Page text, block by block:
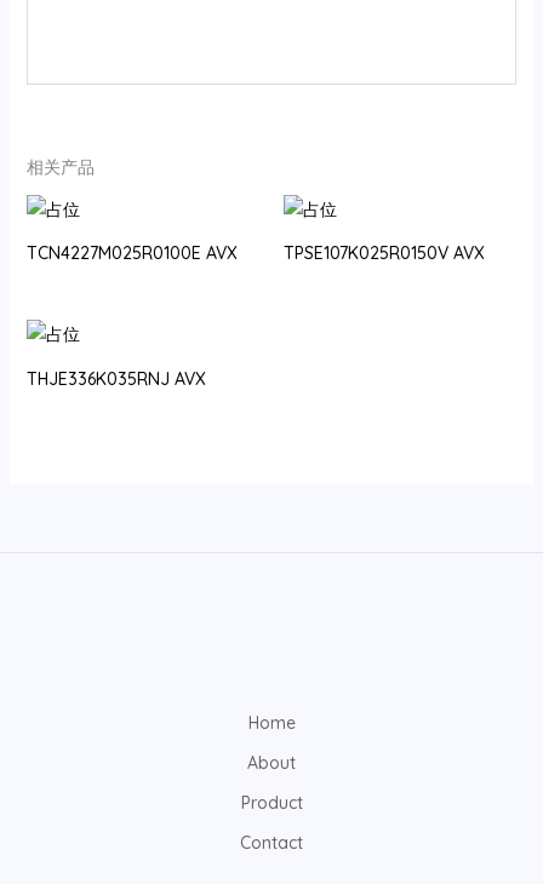
相关产品
TCN4227M025R0100E AVX TPSE107K025R0150V AVX
THJE336K035RNJ AVX
Home
About
Product
Contact